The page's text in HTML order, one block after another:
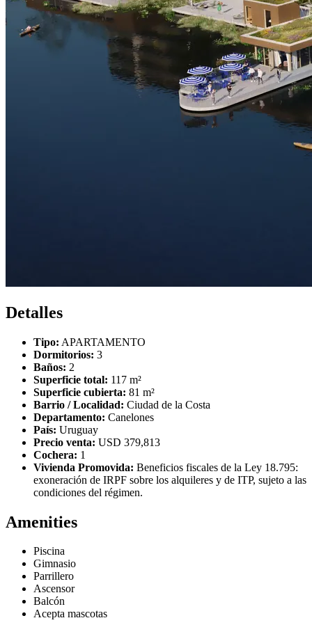
Detalles
Tipo: APARTAMENTO
Dormitorios: 3
Baños: 2
Superficie total: 117 m²
Superficie cubierta: 81 m²
Barrio / Localidad: Ciudad de la Costa
Departamento: Canelones
País: Uruguay
Precio venta: USD 379,813
Cochera: 1
Vivienda Promovida: Beneficios fiscales de la Ley 18.795:
exoneración de IRPF sobre los alquileres y de ITP, sujeto a las
condiciones del régimen.
Amenities
Piscina
Gimnasio
Parrillero
Ascensor
Balcón
Acepta mascotas